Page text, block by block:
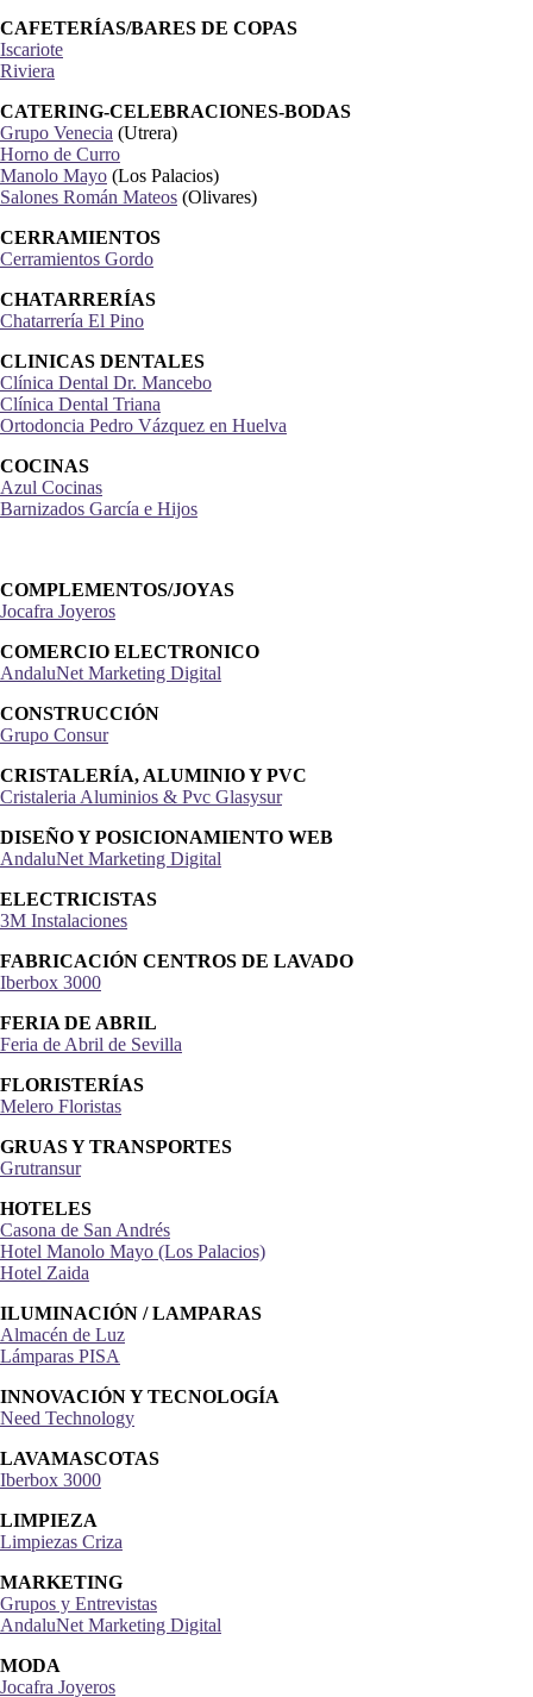
CAFETERÍAS/BARES DE COPAS
Iscariote
Riviera
CATERING-CELEBRACIONES-BODAS
Grupo Venecia (Utrera)
Horno de Curro
Manolo Mayo (Los Palacios)
Salones Román Mateos (Olivares)
CERRAMIENTOS
Cerramientos Gordo
CHATARRERÍAS
Chatarrería El Pino
CLINICAS DENTALES
Clínica Dental Dr. Mancebo
Clínica Dental Triana
Ortodoncia Pedro Vázquez en Huelva
COCINAS
Azul Cocinas
Barnizados García e Hijos
COMPLEMENTOS/JOYAS
Jocafra Joyeros
COMERCIO ELECTRONICO
AndaluNet Marketing Digital
CONSTRUCCIÓN
Grupo Consur
CRISTALERÍA, ALUMINIO Y PVC
Cristaleria Aluminios & Pvc Glasysur
DISEÑO Y POSICIONAMIENTO WEB
AndaluNet Marketing Digital
ELECTRICISTAS
3M Instalaciones
FABRICACIÓN CENTROS DE LAVADO
Iberbox 3000
FERIA DE ABRIL
Feria de Abril de Sevilla
FLORISTERÍAS
Melero Floristas
GRUAS Y TRANSPORTES
Grutransur
HOTELES
Casona de San Andrés
Hotel Manolo Mayo (Los Palacios)
Hotel Zaida
ILUMINACIÓN / LAMPARAS
Almacén de Luz
Lámparas PISA
INNOVACIÓN Y TECNOLOGÍA
Need Technology
LAVAMASCOTAS
Iberbox 3000
LIMPIEZA
Limpiezas Criza
MARKETING
Grupos y Entrevistas
AndaluNet Marketing Digital
MODA
Jocafra Joyeros